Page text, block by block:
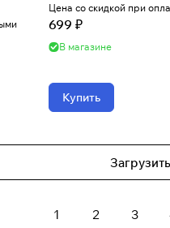
Цена со скидкой при
699 ₽
В магазине
Купить
1 2 3